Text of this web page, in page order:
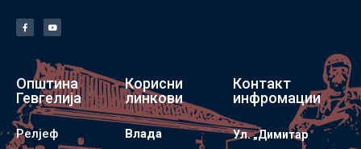
Општина
Гевгелија
Релјеф
Корисни
линкови
Влада
Контакт
инфромации
Ул. „Димитар